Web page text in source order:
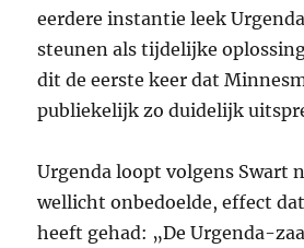
eerdere instantie leek
steunen als tijdelijke
dit de eerste keer dat
publiekelijk zo duidelijk
Urgenda loopt volgens Swart
wellicht onbedoelde, effect
heeft gehad: „De Urgenda-